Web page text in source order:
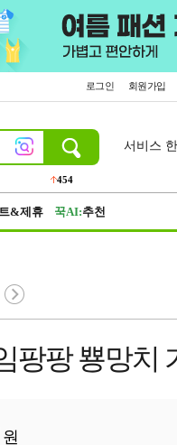
로그인 회원가입
152
서비스
&제휴 꾹AI:추천
팡팡 뿅망치
원